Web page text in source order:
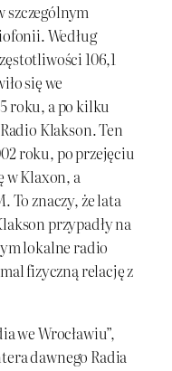
szczególnym
Według
106,1
się we
roku, a po kilku
Klakson. Ten
roku, po przejęciu
w Klaxon, a
To znaczy, że lata
przypadły na
lokalne radio
fizyczną relację z
we Wrocławiu”,
dawnego Radia